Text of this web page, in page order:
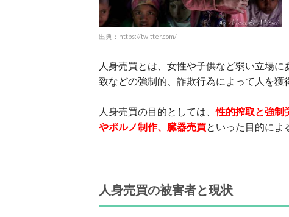
出典：https://twitter.com/
人身売買とは、女性や子供など弱い立場
致などの強制的、詐欺行為によって人を獲
人身売買の目的としては、性的搾取と強制
やポルノ制作、臓器売買といった目的によ
人身売買の被害者と現状